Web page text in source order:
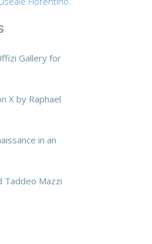
Gallery for
X by Raphael
in an
Taddeo Mazzi